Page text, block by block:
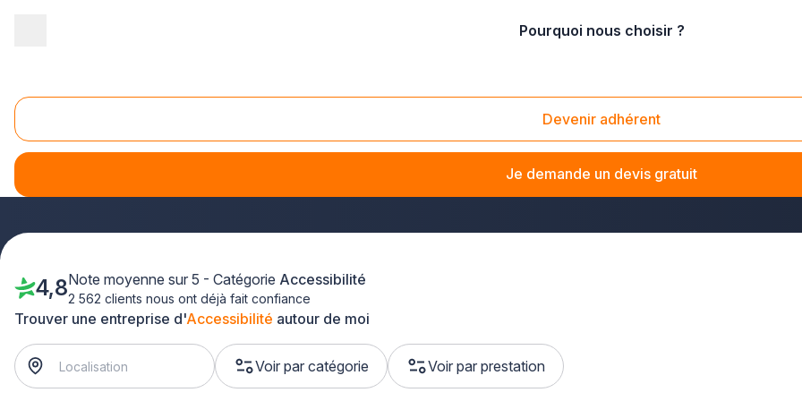
Pourquoi nous choisir ?
Devenir adhérent
Je demande un devis gratuit
Accessibilité Haut-Rhin (68)
Vous recherchez des professionnels qualifiés pour vostravaux d'accessibilitédans le Haut-Rhin ? La solution Plus
de chez vous. Que vous souhaitiez adapter votre logement, vos locaux professionnels ou effectuer une mise aux
Mulhouse, Colmar et dans toute l'Alsace.
Trouver une entreprise d'Accessibilité autour de moi
Voir par catégorie Voir par prestation
4,8Note moyenne sur 5 - Catégorie Accessibilité
2 562 clients nous ont déjà fait confiance